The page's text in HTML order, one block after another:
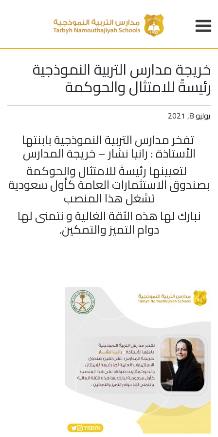
خريجة مدارس التربية النموذجية
رئيسةً للامتثال والحوكمة
يوليو 8, 2021
تفخرمدارس التربية النموذجيةبابنتها
الأستاذة : رانيا نشار –خريجة المدارس
لتعيينها رئيسةً للامتثال والحوكمة
بصندوق الاستثمارات العامة كأول سعودية
تشغل هذا المنصب
نبارك لها هذه الثقة الغالية و نتمنى لها
دوام التميز والتمكين.